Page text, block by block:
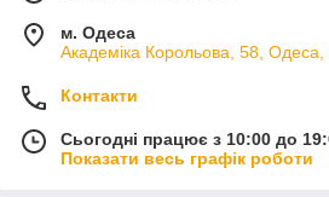
м. Одеса
Академіка Корольова, 58, Одеса,
Контакти
Сьогодні працює з 10:00 до
Показати весь графік роботи